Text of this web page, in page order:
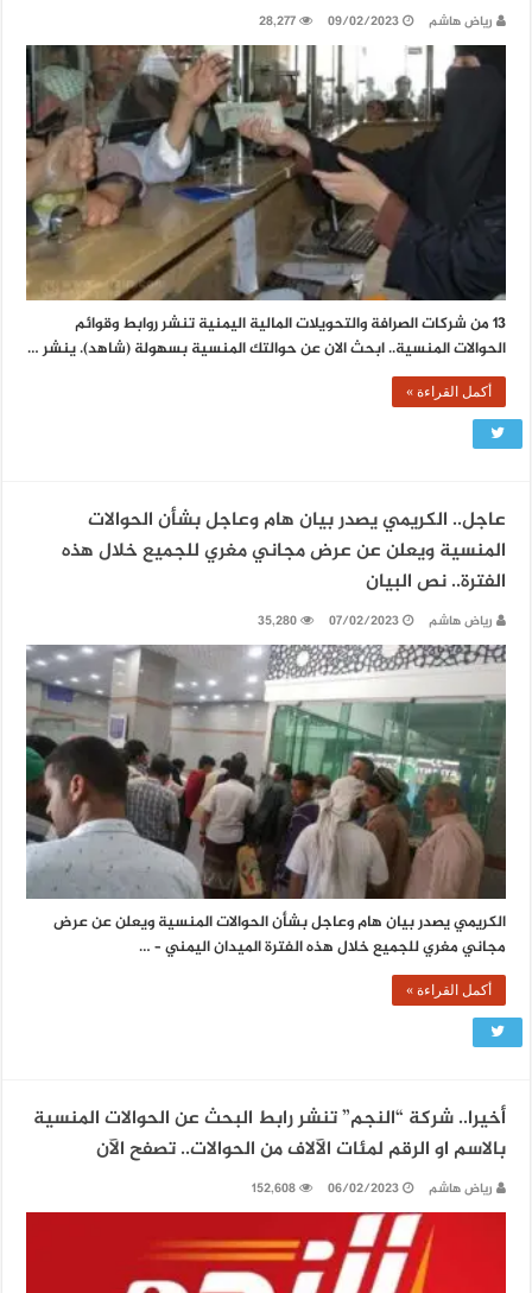
رياض هاشم 09/02/2023
28,277
13 من شركات الصرافة والتحويلات المالية اليمنية تنشر روابط وقوائم
الحوالات المنسية.. ابحث الان عن حوالتك المنسية بسهولة (شاهد). ينشر …
أكمل القراءة »
عاجل.. الكريمي يصدر بيان هام وعاجل بشأن الحوالات
المنسية ويعلن عن عرض مجاني مغري للجميع خلال هذه
الفترة.. نص البيان
رياض هاشم 07/02/2023
35,280
الكريمي يصدر بيان هام وعاجل بشأن الحوالات المنسية ويعلن عن عرض
مجاني مغري للجميع خلال هذه الفترة الميدان اليمني – …
أكمل القراءة »
أخيرا.. شركة “النجم” تنشر رابط البحث عن الحوالات المنسية
بالاسم او الرقم لمئات الآلاف من الحوالات.. تصفح الآن
رياض هاشم 06/02/2023
152,608